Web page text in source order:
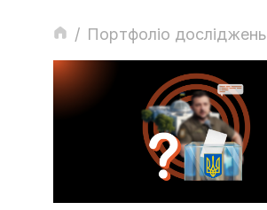
/ Портфоліо досліджень